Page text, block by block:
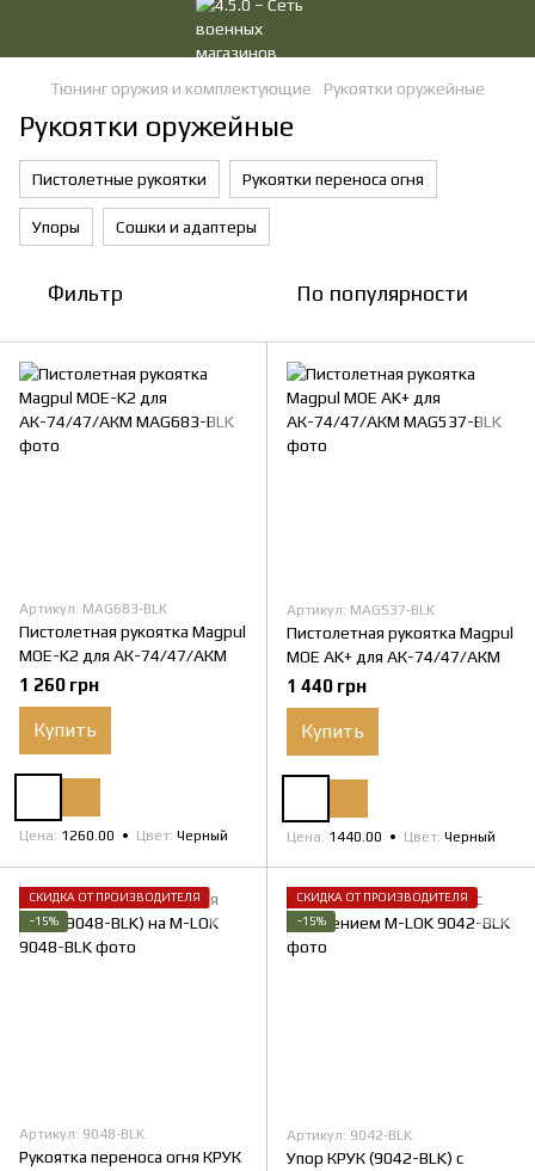
Тюнинг оружия и комплектующие Рукоятки оружейные
Рукоятки оружейные
Пистолетные рукоятки Рукоятки переноса огня
Упоры Сошки и адаптеры
Фильтр По популярности
Артикул: MAG683-BLK
Пистолетная рукоятка Magpul
MOE-K2 для АК-74/47/АКМ
1 260 грн
Купить
Цена 1260.00 Цвет Черный
Артикул: MAG537-BLK
Пистолетная рукоятка Magpul
MOE AK+ для АК-74/47/АКМ
1 440 грн
Купить
Цена 1440.00 Цвет Черный
СКИДКА ОТ ПРОИЗВОДИТЕЛЯ
−15%
Артикул: 9048-BLK
Рукоятка переноса огня КРУК
СКИДКА ОТ ПРОИЗВОДИТЕЛЯ
−15%
Артикул: 9042-BLK
Упор КРУК (9042-BLK) с